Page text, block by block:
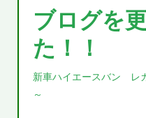
ブログを
た！！
新車ハイエースバン レ
～